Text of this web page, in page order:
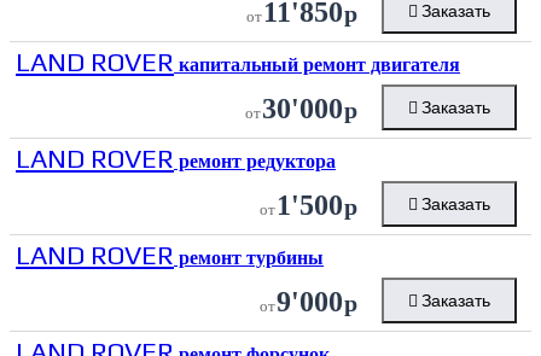
от 11'850р Заказать
LAND ROVER капитальный ремонт двигателя
от30'000р Заказать
LAND ROVER ремонт редуктора
от 1'500р Заказать
LAND ROVER ремонт турбины
от9'000р Заказать